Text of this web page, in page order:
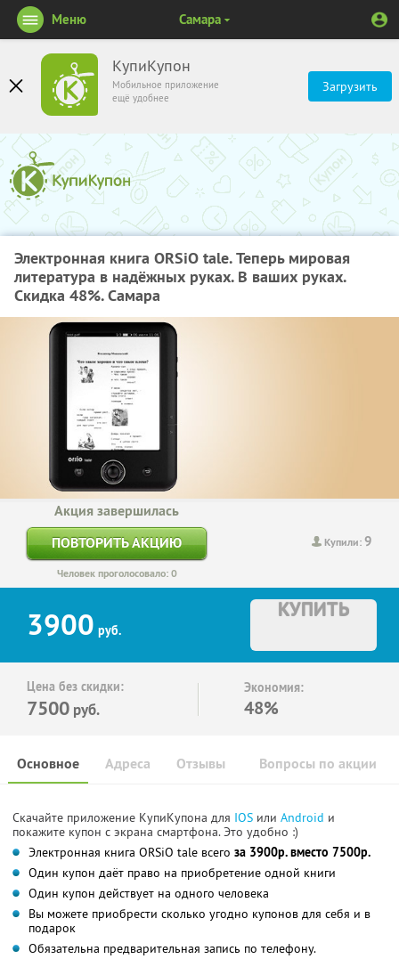
КупиКупон
Мобильное приложение
ещё удобнее
Загрузить
Меню Самара
Электронная книга ORSiO tale. Теперь мировая
литература в надёжных руках. В ваших руках.
Скидка 48%. Самара
Купили:9
Акция завершилась
ПОВТОРИТЬ АКЦИЮ
Человек проголосовало: 0
3900 руб.
КУПИТЬ
Цена без скидки:
7500 руб.
Экономия:
48%
Основное Отзывы Вопросы по акции
Адреса
Скачайте приложение КупиКупона для IOS или Android и
покажите купон с экрана смартфона. Это удобно :)
Электронная книга ORSiO tale всего за 3900р. вместо 7500р.
Один купон даёт право на приобретение одной книги
Один купон действует на одного человека
Вы можете приобрести сколько угодно купонов для себя и в
подарок
Обязательна предварительная запись по телефону.